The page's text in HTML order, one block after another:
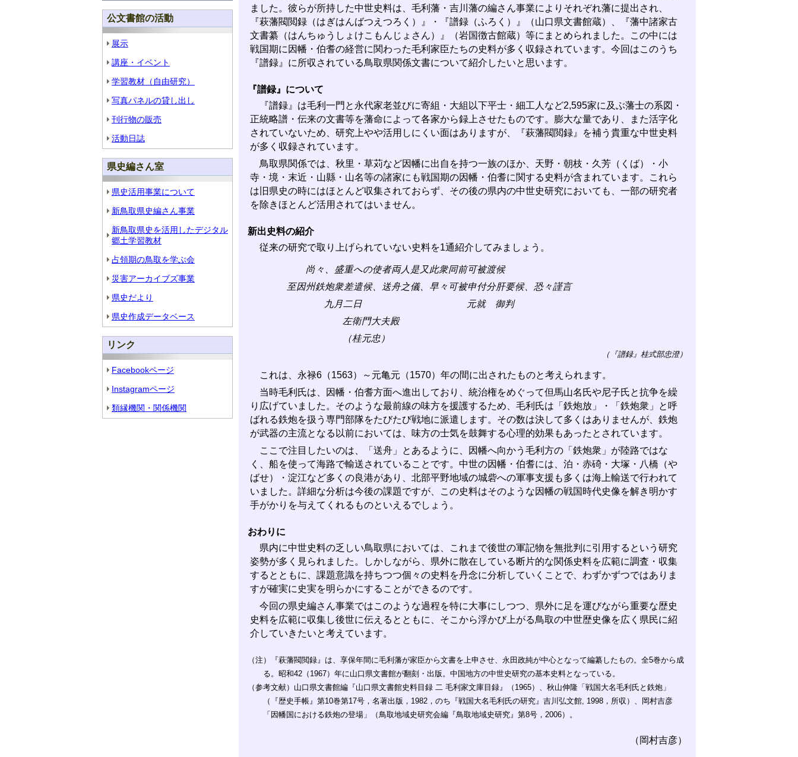
公文書館の活動
展示
講座・イベント
学習教材（自由研究）
写真パネルの貸し出し
刊行物の販売
活動日誌
県史編さん室
県史活用事業について
新鳥取県史編さん事業
新鳥取県史を活用したデジタル
郷土学習教材
占領期の鳥取を学ぶ会
災害アーカイブズ事業
県史だより
県史作成データベース
リンク
Facebookページ
Instagramページ
類縁機関・関係機関
ました。彼らが所持した中世史料は、毛利藩・吉川藩の編さん事業によりそれぞれ藩に提出され、
『萩藩閥閲録（はぎはんばつえつろく）』・『譜録（ふろく）』（山口県文書館蔵）、『藩中諸家古
文書纂（はんちゅうしょけこもんじょさん）』（岩国徴古館蔵）等にまとめられました。この中には
戦国期に因幡・伯耆の経営に関わった毛利家臣たちの史料が多く収録されています。今回はこのうち
『譜録』に所収されている鳥取県関係文書について紹介したいと思います。
『譜録』について
『譜録』は毛利一門と永代家老並びに寄組・大組以下平士・細工人など2,595家に及ぶ藩士の系図・
正統略譜・伝来の文書等を藩命によって各家から録上させたものです。膨大な量であり、また活字化
されていないため、研究上やや活用しにくい面はありますが、『萩藩閥閲録』を補う貴重な中世史料
が多く収録されています。
鳥取県関係では、秋里・草苅など因幡に出自を持つ一族のほか、天野・朝枝・久芳（くば）・小
寺・境・末近・山縣・山名等の諸家にも戦国期の因幡・伯耆に関する史料が含まれています。これら
は旧県史の時にはほとんど収集されておらず、その後の県内の中世史研究においても、一部の研究者
を除きほとんど活用されてはいません。
新出史料の紹介
従来の研究で取り上げられていない史料を1通紹介してみましょう。
尚々、盛重への使者両人是又此衆同前可被渡候
至因州鉄炮衆差遣候、送舟之儀、早々可被申付分肝要候、恐々謹言
九月二日 元就 御判
左衛門大夫殿
（桂元忠）
（『譜録』桂式部忠澄）
これは、永禄6（1563）～元亀元（1570）年の間に出されたものと考えられます。
当時毛利氏は、因幡・伯耆方面へ進出しており、統治権をめぐって但馬山名氏や尼子氏と抗争を繰
り広げていました。そのような最前線の味方を援護するため、毛利氏は「鉄炮放」・「鉄炮衆」と呼
ばれる鉄炮を扱う専門部隊をたびたび戦地に派遣します。その数は決して多くはありませんが、鉄炮
が武器の主流となる以前においては、味方の士気を鼓舞する心理的効果もあったとされています。
ここで注目したいのは、「送舟」とあるように、因幡へ向かう毛利方の「鉄炮衆」が陸路ではな
く、船を使って海路で輸送されていることです。中世の因幡・伯耆には、泊・赤碕・大塚・八橋（や
ばせ）・淀江など多くの良港があり、北部平野地域の城砦への軍事支援も多くは海上輸送で行われて
いました。詳細な分析は今後の課題ですが、この史料はそのような因幡の戦国時代史像を解き明かす
手がかりを与えてくれるものといえるでしょう。
おわりに
県内に中世史料の乏しい鳥取県においては、これまで後世の軍記物を無批判に引用するという研究
姿勢が多く見られました。しかしながら、県外に散在している断片的な関係史料を広範に調査・収集
するとともに、課題意識を持ちつつ個々の史料を丹念に分析していくことで、わずかずつではありま
すが確実に史実を明らかにすることができるのです。
今回の県史編さん事業ではこのような過程を特に大事にしつつ、県外に足を運びながら重要な歴史
史料を広範に収集し後世に伝えるとともに、そこから浮かび上がる鳥取の中世歴史像を広く県民に紹
介していきたいと考えています。
（注）『萩藩閥閲録』は、享保年間に毛利藩が家臣から文書を上申させ、永田政純が中心となって編纂したもの。全5巻から成
る。昭和42（1967）年に山口県文書館が翻刻・出版。中国地方の中世史研究の基本史料となっている。
（参考文献）山口県文書館編『山口県文書館史料目録 二 毛利家文庫目録』（1965）、秋山伸隆「戦国大名毛利氏と鉄炮」
（『歴史手帳』第10巻第17号，名著出版，1982，のち『戦国大名毛利氏の研究』吉川弘文館, 1998，所収）、岡村吉彦
「因幡国における鉄炮の登場」（鳥取地域史研究会編『鳥取地域史研究』第8号，2006）。
（岡村吉彦）